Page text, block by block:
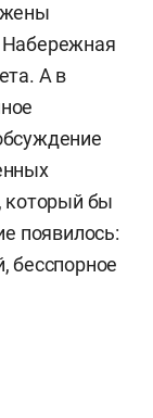
Набережная
А в
который бы
появилось:
бесспорное